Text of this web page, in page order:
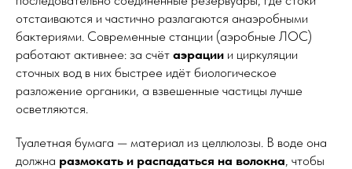
отстаиваются и частично разлагаются анаэробными
бактериями. Современные станции (аэробные ЛОС)
работают активнее: за счёт аэрации и циркуляции
сточных вод в них быстрее идёт биологическое
разложение органики, а взвешенные частицы лучше
осветляются.
Туалетная бумага — материал из целлюлозы. В воде она
должна размокать и распадаться на волокна, чтобы